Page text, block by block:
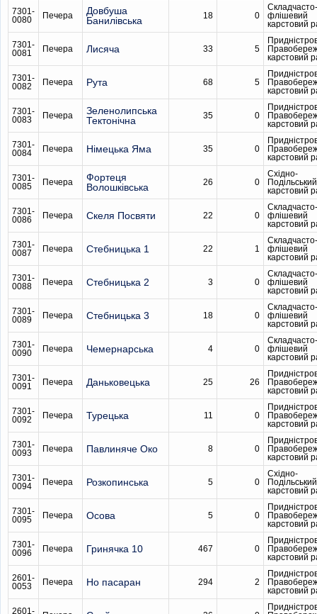
7301-
0080
Печера
Довбуша
Банилівська
18 0
Складчасто-
флішевий
карстовий
7301-
0081
Печера Лисяча 33 5
карстовий
7301-
0082
Печера Рута 68 5
карстовий
7301-
0083
Печера
Зеленолипська
Тектонічна
35 0
карстовий
7301-
0084
Печера Німецька Яма 35 0
карстовий
7301-
0085
Печера
Фортеця
Волошківська
26 0
Східно-
Подільський
карстовий
7301-
0086
Печера Скеля Посвяти 22 0
Складчасто-
флішевий
карстовий
7301-
0087
Печера Стебницька 1 22 1
Складчасто-
флішевий
карстовий
7301-
0088
Печера Стебницька 2 3 0
Складчасто-
флішевий
карстовий
7301-
0089
Печера Стебницька 3 18 0
Складчасто-
флішевий
карстовий
7301-
0090
Печера Чемернарська 4 0
Складчасто-
флішевий
карстовий
7301-
0091
Печера Даньковецька 25 26
карстовий
7301-
0092
Печера Турецька 11 0
карстовий
7301-
0093
Печера Павлиняче Око 8 0
карстовий
7301-
0094
Печера Розкопинська 5 0
Східно-
Подільський
карстовий
7301-
0095
Печера Осова 5 0
карстовий
7301-
0096
Печера Гринячка 10 467 0
карстовий
2601-
0053
Печера Но пасаран 294 2
карстовий
2601-